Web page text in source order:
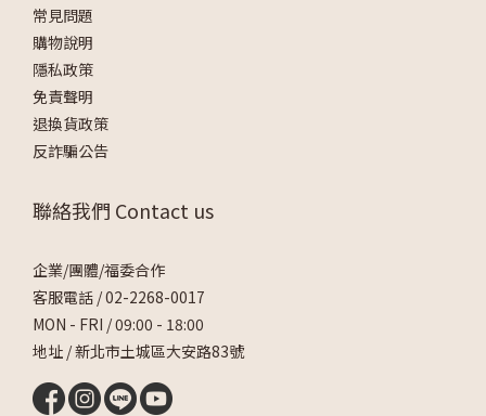
常見問題
購物說明
隱私政策
免責聲明
退換貨政策
反詐騙公告
聯絡我們 Contact us
企業/團體/福委合作
客服電話 /02-2268-0017
MON - FRI / 09:00 - 18:00
地址 / 新北市土城區大安路83號